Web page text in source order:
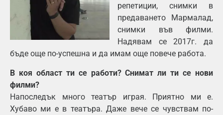
репетиции, снимки в
предаването Мармалад,
снимки във филми.
Надявам се 2017г. да
бъде още по-успешна и да имам още повече работа.
В коя област ти се работи? Снимат ли ти се нови
филми?
Напоследък много театър играя. Приятно ми е.
Хубаво ми е в театъра. Даже вече се чувствам по-